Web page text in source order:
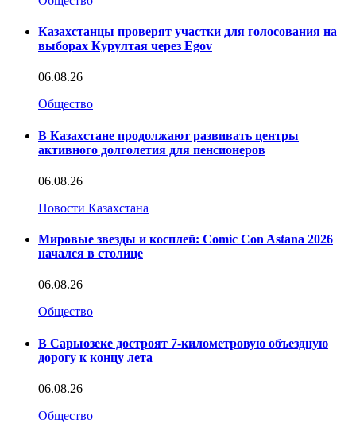
Казахстанцы проверят участки для голосования на
выборах Курултая через Egov
06.08.26
Общество
В Казахстане продолжают развивать центры
активного долголетия для пенсионеров
06.08.26
Новости Казахстана
Мировые звезды и косплей: Comic Con Astana 2026
начался в столице
06.08.26
Общество
В Сарыозеке достроят 7-километровую объездную
дорогу к концу лета
06.08.26
Общество